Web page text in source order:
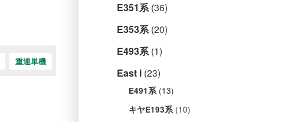
重連単機
E351系(36)
E353系(20)
E493系(1)
East i (23)
E491系(13)
キヤE193系(10)